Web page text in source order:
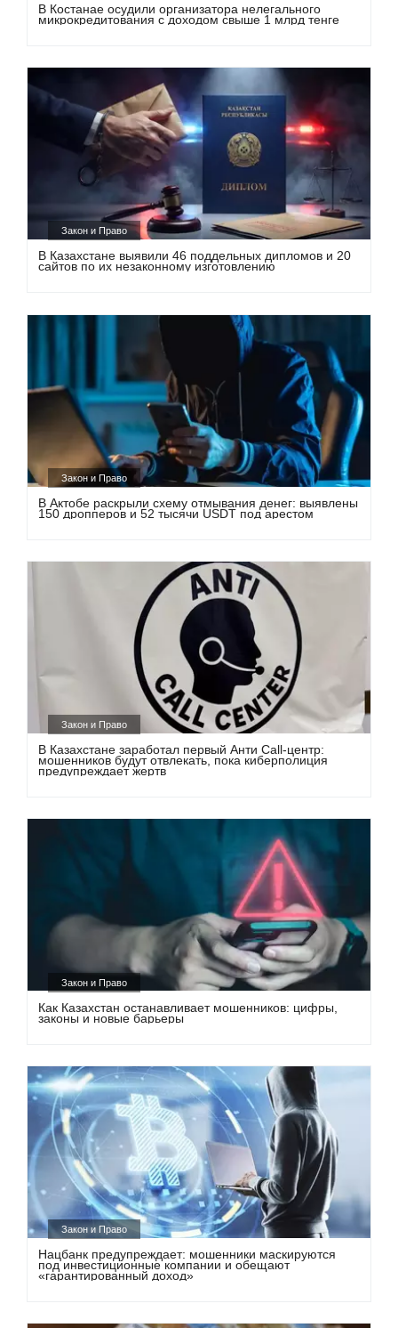
В Костанае осудили организатора нелегального
микрокредитования с доходом свыше 1 млрд тенге
Закон и Право
В Казахстане выявили 46 поддельных дипломов и 20
сайтов по их незаконному изготовлению
Закон и Право
В Актобе раскрыли схему отмывания денег: выявлены
150 дропперов и 52 тысячи USDT под арестом
Закон и Право
В Казахстане заработал первый Анти Call-центр:
мошенников будут отвлекать, пока киберполиция
предупреждает жертв
Закон и Право
Как Казахстан останавливает мошенников: цифры,
законы и новые барьеры
Закон и Право
Нацбанк предупреждает: мошенники маскируются
под инвестиционные компании и обещают
«гарантированный доход»